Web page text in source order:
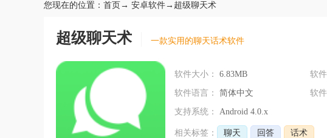
您现在的位置： 首页 → 安卓软件→ 超级聊天术
超级聊天术 一款实用的聊天话术软件
软件大小： 6.83MB 软
软件语言： 简体中文 软
支持系统： Android 4.0.x
相关标签： 聊天 回答 话术